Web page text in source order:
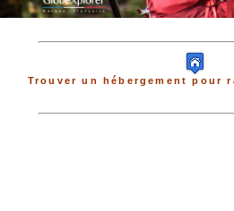
Trouver un hébergement pour